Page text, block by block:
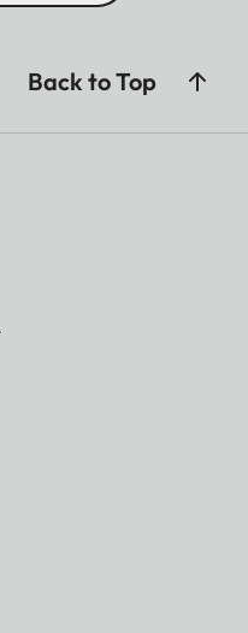
Back to Top